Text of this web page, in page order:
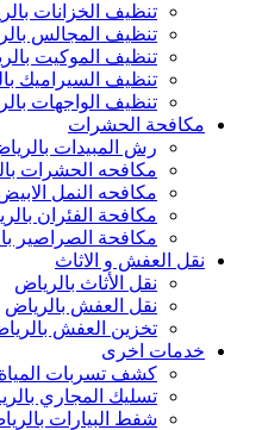
تنظيف الخزانات
تنظيف المجالس
تنظيف الموكيت
تنظيف السيراميك
تنظيف الواجهات
مكافحة الحشرات
رش المبيدات
مكافحه الحشرات
مكافحه النمل
مكافحة الفئران
مكافحة الصراصير
نقل العفش و الاثاث
نقل الأثاث بالرياض
نقل العفش بالرياض
تخزين العفش
خدمات اخرى
كشف تسربات المياة
تسليك المجاري
شفط البيارات